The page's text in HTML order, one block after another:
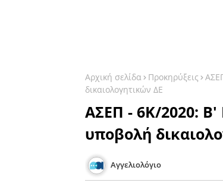
Αρχική σελίδα Προκηρύξεις
δικαιολογητικών ΔΕ
ΑΣΕΠ - 6Κ/2020: B'
υποβολή
Αγγελιολόγιο